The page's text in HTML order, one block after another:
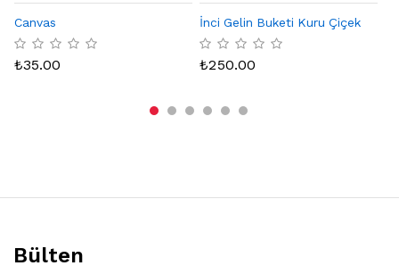
Canvas
₺35.00
İnci Gelin Buketi Kuru Çiçek
₺250.00
Bülten